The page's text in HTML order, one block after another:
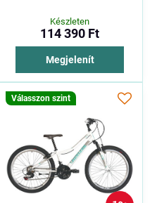
Készleten
114 390 Ft
Megjelenít
Válasszon szint